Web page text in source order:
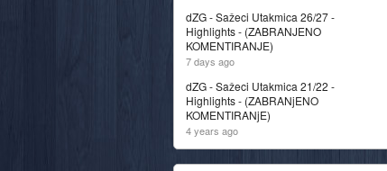
dZG - Sažeci Utakmica 26/27 -
Highlights - (ZABRANJENO
KOMENTIRANJE)
7 days ago
dZG - Sažeci Utakmica 21/22 -
Highlights - (ZABRANjENO
KOMENTIRANjE)
4 years ago